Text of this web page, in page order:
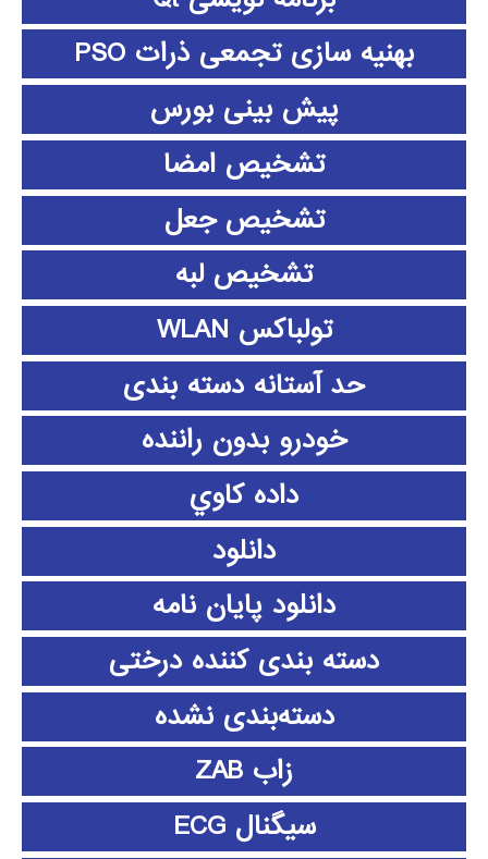
بهنیه سازی تجمعی ذرات PSO
پیش بینی بورس
تشخیص امضا
تشخیص جعل
تشخیص لبه
تولباکس WLAN
حد آستانه دسته بندی
خودرو بدون راننده
داده كاوي
دانلود
دانلود پايان نامه
دسته بندی کننده درختی
دسته‌بندی نشده
زاب ZAB
سیگنال ECG